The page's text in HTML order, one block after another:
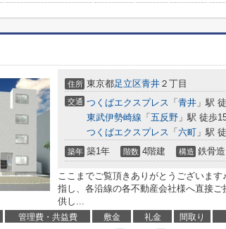
住所 東京都足立区青井 ２丁目
交通 つくばエクスプレス 「 青井 」駅
東武伊勢崎線 「 五反野 」駅 徒歩
つくばエクスプレス 「 六町 」駅
築年 築1年 階数 4階建 構造 鉄骨造
ここまでご覧頂きありがとうございま
指し、各沿線の各不動産会社様へ直接
供し...
管理費・共益費 敷金 礼金 間取り